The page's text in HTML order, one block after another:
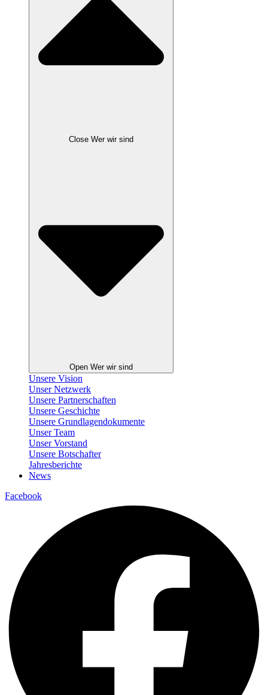
Close Wer wir sind
Open Wer wir sind
Unsere Vision
Unser Netzwerk
Unsere Partnerschaften
Unsere Geschichte
Unsere Grundlagendokumente
Unser Team
Unser Vorstand
Unsere Botschafter
Jahresberichte
News
Facebook